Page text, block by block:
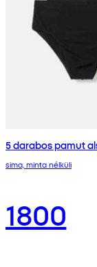
5 darabos pamut
sima, minta nélküli
1800